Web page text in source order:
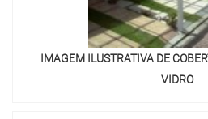
IMAGEM ILUSTRATIVA DE
VIDRO